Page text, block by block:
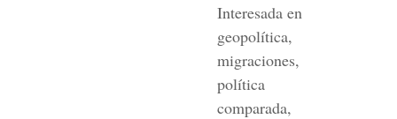
Interesada en
geopolítica,
migraciones,
política
comparada,